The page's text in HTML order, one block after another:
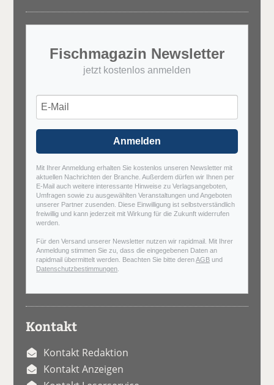
Fischmagazin Newsletter
jetzt kostenlos anmelden
Anmelden
Mit Ihrer Anmeldung erhalten Sie kostenlos unseren Newsletter mit
aktuellen Nachrichten der Branche. Außerdem dürfen wir Ihnen per
E-Mail auch weitere interessante Hinweise zu Verlagsangeboten,
Umfragen sowie zu ausgewählten Veranstaltungen und Angeboten
unserer Partner zusenden. Diese Einwilligung ist selbstverständlich
freiwillig und kann jederzeit mit Wirkung für die Zukunft widerrufen
werden.
Für den Versand unserer Newsletter nutzen wir rapidmail. Mit Ihrer
Anmeldung stimmen Sie zu, dass die eingegebenen Daten an
rapidmail übermittelt werden. Beachten Sie bitte derenAGB und
Datenschutzbestimmungen
Kontakt
Kontakt Redaktion
Kontakt Anzeigen